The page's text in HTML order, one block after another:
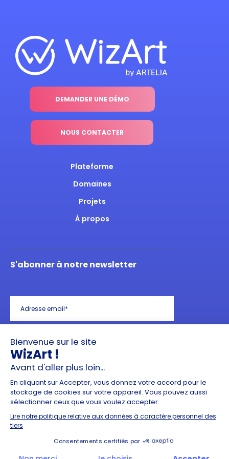
DEMANDER UNE DÉMO
NOUS CONTACTER
Plateforme
Domaines
Projets
À propos
S'abonner à notre newsletter
J'ai lu et j'accepte les mentions légales liées à
l'usage de mes données dans le cadre GDPR *
2022 – © Artelia Group – Termes et conditions